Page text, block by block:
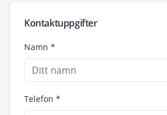
Kontaktuppgifter
Namn *
Telefon *